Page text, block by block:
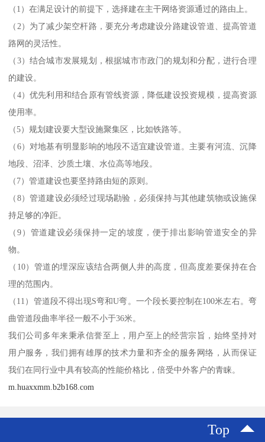
（1）在满足设计的前提下，选择建在主干网络资源通过的路由上。
（2）为了减少架空杆路，要充分考虑建设分路建设管道、提高管道
路网的灵活性。
（3）结合城市发展规划，根据城市市政门的规划和分配，进行合理
的建设。
（4）优先利用和结合原有管线资源，降低建设投资规模，提高资源
使用率。
（5）规划建设要大型设施聚集区，比如铁路等。
（6）对地基有明显影响的地段不适宜建设管道。主要有河流、沉降
地段、沼泽、沙质土壤、水位高等地段。
（7）管道建设也要坚持路由短的原则。
（8）管道建设必须经过现场勘验，必须保持与其他建筑物或设施保
持足够的净距。
（9）管道建设必须保持一定的坡度，便于排出影响管道安全的异
物。
（10）管道的埋深应该结合两侧人井的高度，但高度差要保持在合
理的范围内。
（11）管道段不得出现S弯和U弯。一个段长要控制在100米左右。弯
曲管道段曲率半径一般不小于36米。
我们公司多年来秉承信誉至上，用户至上的经营宗旨，始终坚持对
用户服务，我们拥有雄厚的技术力量和齐全的服务网络，从而保证
我们在同行业中具有较高的性能价格比，倍受中外客户的青睐。
m.huaxxmm.b2b168.com
Top